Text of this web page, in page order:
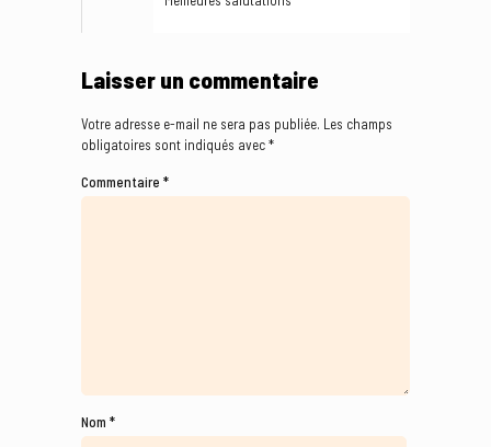
Laisser un commentaire
Votre adresse e-mail ne sera pas publiée. Les champs
obligatoires sont indiqués avec*
Commentaire *
Nom *